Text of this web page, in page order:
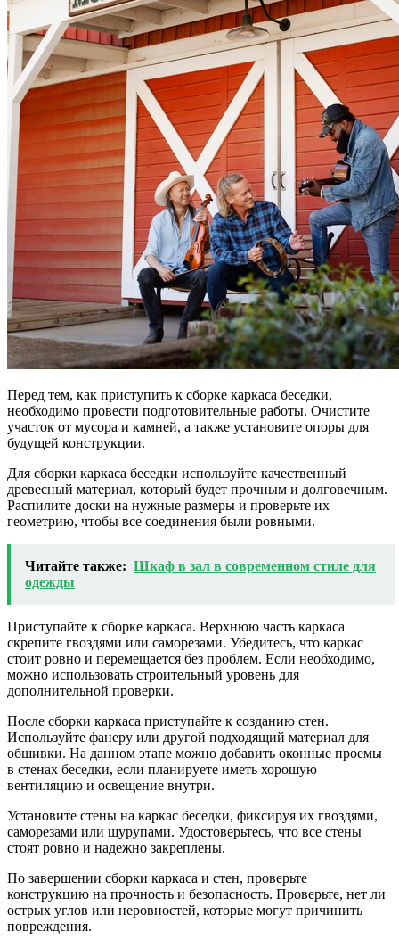
Перед тем, как приступить к сборке каркаса беседки,
необходимо провести подготовительные работы. Очистите
участок от мусора и камней, а также установите опоры для
будущей конструкции.
Для сборки каркаса беседки используйте качественный
древесный материал, который будет прочным и долговечным.
Распилите доски на нужные размеры и проверьте их
геометрию, чтобы все соединения были ровными.
Читайте также: Шкаф в зал в современном стиле для
одежды
Приступайте к сборке каркаса. Верхнюю часть каркаса
скрепите гвоздями или саморезами. Убедитесь, что каркас
стоит ровно и перемещается без проблем. Если необходимо,
можно использовать строительный уровень для
дополнительной проверки.
После сборки каркаса приступайте к созданию стен.
Используйте фанеру или другой подходящий материал для
обшивки. На данном этапе можно добавить оконные проемы
в стенах беседки, если планируете иметь хорошую
вентиляцию и освещение внутри.
Установите стены на каркас беседки, фиксируя их гвоздями,
саморезами или шурупами. Удостоверьтесь, что все стены
стоят ровно и надежно закреплены.
По завершении сборки каркаса и стен, проверьте
конструкцию на прочность и безопасность. Проверьте, нет ли
острых углов или неровностей, которые могут причинить
повреждения.